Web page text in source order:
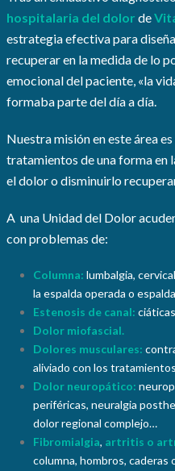
hospitalaria del dolor de
estrategia efectiva para
recuperar en la medida de lo
emocional del paciente, «la
formaba parte del día a día.
Nuestra misión en este área
tratamientos de una forma en
el dolor o disminuirlo
A una Unidad del Dolor
con problemas de:
Columna: lumbalgia,
la espalda operada o
Estenosis de canal:
Dolor miofascial.
Dolores musculares:
aliviado con los
Dolor neuropático:
periféricas, neuralgia
dolor regional complejo…
Fibromialgia, artritis o
columna, hombros, caderas